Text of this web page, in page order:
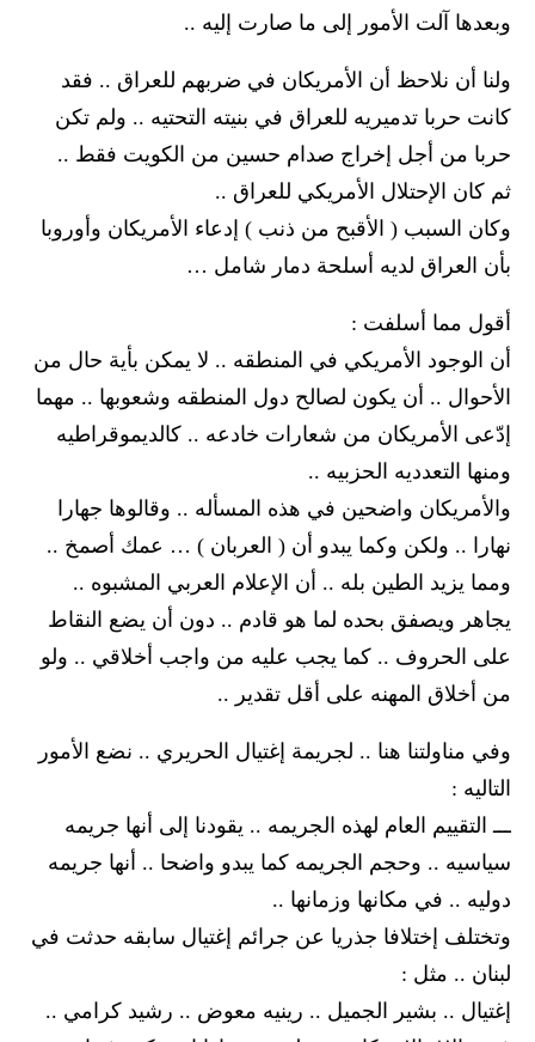
وبعدها آلت الأمور إلى ما صارت إليه ..
ولنا أن نلاحظ أن الأمريكان في ضربهم للعراق .. فقد
كانت حربا تدميريه للعراق في بنيته التحتيه .. ولم تكن
حربا من أجل إخراج صدام حسين من الكويت فقط ..
ثم كان الإحتلال الأمريكي للعراق ..
وكان السبب ( الأقبح من ذنب ) إدعاء الأمريكان وأوروبا
بأن العراق لديه أسلحة دمار شامل …
أقول مما أسلفت :
أن الوجود الأمريكي في المنطقه .. لا يمكن بأية حال من
الأحوال .. أن يكون لصالح دول المنطقه وشعوبها .. مهما
إدّعى الأمريكان من شعارات خادعه .. كالديموقراطيه
ومنها التعدديه الحزبيه ..
والأمريكان واضحين في هذه المسأله .. وقالوها جهارا
نهارا .. ولكن وكما يبدو أن ( العربان ) … عمك أصمخ ..
ومما يزيد الطين بله .. أن الإعلام العربي المشبوه ..
يجاهر ويصفق بحده لما هو قادم .. دون أن يضع النقاط
على الحروف .. كما يجب عليه من واجب أخلاقي .. ولو
من أخلاق المهنه على أقل تقدير ..
وفي مناولتنا هنا .. لجريمة إغتيال الحريري .. نضع الأمور
التاليه :
ـــ التقييم العام لهذه الجريمه .. يقودنا إلى أنها جريمه
سياسيه .. وحجم الجريمه كما يبدو واضحا .. أنها جريمه
دوليه .. في مكانها وزمانها ..
وتختلف إختلافا جذريا عن جرائم إغتيال سابقه حدثت في
لبنان .. مثل :
إغتيال .. بشير الجميل .. رينيه معوض .. رشيد كرامي ..